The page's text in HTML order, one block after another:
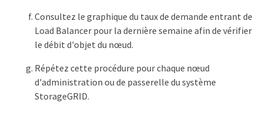
Consultez le graphique du taux de demande entrant de
Load Balancer pour la dernière semaine afin de vérifier
le débit d'objet du nœud.
Répétez cette procédure pour chaque nœud
d'administration ou de passerelle du système
StorageGRID.